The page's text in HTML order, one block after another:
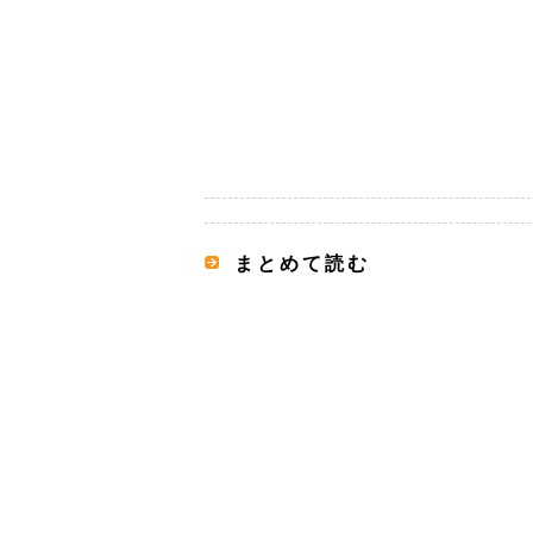
まとめて読む